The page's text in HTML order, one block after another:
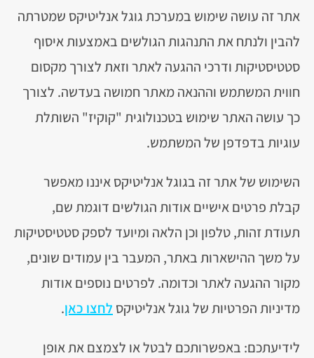
אתר זה עושה שימוש במערכת גוגל אנליטיקס שמטרתה
להבין ולנתח את התנהגות הגולשים באמצעות איסוף
סטטיסטיקות ודרכי ההגעה לאתר וזאת לצורך מקסום
חווית המשתמש וההנאה מאתר חמושה בעדשה. לצורך
כך עושה האתר שימוש בטכנולוגית "קוקיז" השותלת
עוגיות בדפדפן של המשתמש.
השימוש של אתר זה בגוגל אנליטיקס איננו מאפשר
קבלת פרטים אישיים אודות הגולשים דוגמת שם,
תעודת זהות, טלפון וכן הלאה ומיועד לספק סטטיסטיקות
על משך ההישארות באתר, המעבר בין עמודים שונים,
מקור ההגעה לאתר וכדומה. לפרטים נוספים אודות
מדיניות הפרטיות של גוגל אנליטיקס לחצו כאן.
לידיעתכם: באפשרותכם לבטל או לצמצם את אופן